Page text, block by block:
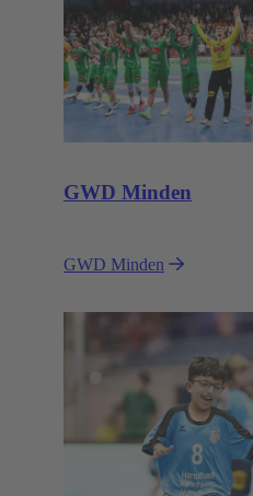
GWD Minden
GWD Minden